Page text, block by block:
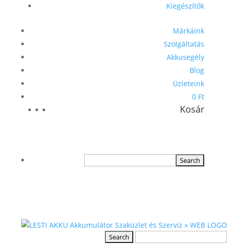
Kiegészítők
Márkáink
Szolgáltatás
Akkusegély
Blog
Üzleteink
0 Ft
Kosár